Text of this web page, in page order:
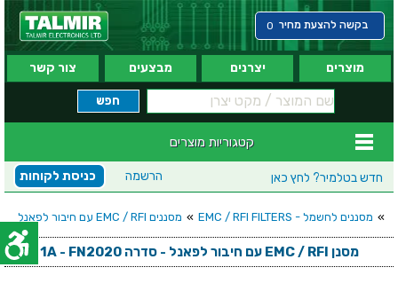
בקשה להצעת מחיר 0
מוצרים יצרנים מבצעים צור קשר
קטגוריות מוצרים
חדש בטלמיר? לחץ כאן כניסת לקוחות הרשמה
» מסננים לחשמל - EMC / RFI FILTERS » מסננים EMC / RFI עם חיבור לפאנל
מסנן EMC / RFI עם חיבור לפאנל - סדרה 1A - FN2020